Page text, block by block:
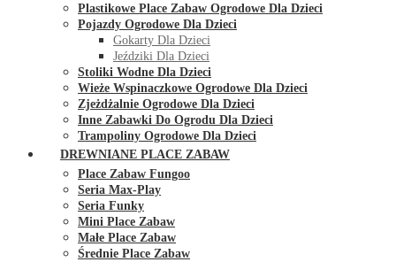
Plastikowe Place Zabaw Ogrodowe Dla Dzieci
Pojazdy Ogrodowe Dla Dzieci
Gokarty Dla Dzieci
Jeździki Dla Dzieci
Stoliki Wodne Dla Dzieci
Wieże Wspinaczkowe Ogrodowe Dla Dzieci
Zjeżdżalnie Ogrodowe Dla Dzieci
Inne Zabawki Do Ogrodu Dla Dzieci
Trampoliny Ogrodowe Dla Dzieci
DREWNIANE PLACE ZABAW
Place Zabaw Fungoo
Seria Max-Play
Seria Funky
Mini Place Zabaw
Małe Place Zabaw
Średnie Place Zabaw